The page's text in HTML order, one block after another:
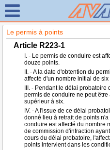
Le permis à points
Article R223-1
I. - Le permis de conduire est
douze points.
II. - A la date d'obtention du
affecté d'un nombre initial de six
III. - Pendant le délai
permis de conduire ne peut
supérieur à six.
IV. - A l'issue de ce délai
donné lieu à retrait de points
conduire est affecté du nombre
de commission d'infraction
cours du délai probatoire,
points intervient dans les